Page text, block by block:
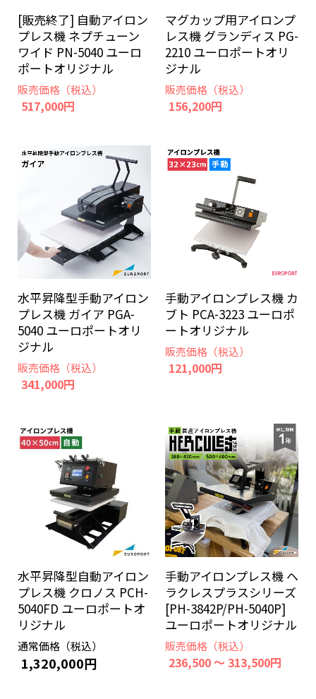
[販売終了] 自動アイロン
プレス機 ネプチューン
ワイド PN-5040 ユーロ
ポートオリジナル
販売価格（税込）
517,000円
マグカップ用アイロンプ
レス機 グランディス PG-
2210 ユーロポートオリ
ジナル
販売価格（税込）
156,200円
水平昇降型手動アイロン
プレス機 ガイア PGA-
5040 ユーロポートオリ
ジナル
販売価格（税込）
341,000円
手動アイロンプレス機 カ
ブト PCA-3223 ユーロポ
ートオリジナル
販売価格（税込）
121,000円
水平昇降型自動アイロン
プレス機 クロノス PCH-
5040FD ユーロポートオ
リジナル
通常価格（税込）
1,320,000円
手動アイロンプレス機 ヘ
ラクレスプラスシリーズ
[PH-3842P/PH-5040P]
ユーロポートオリジナル
販売価格（税込）
236,500 ～ 313,500円